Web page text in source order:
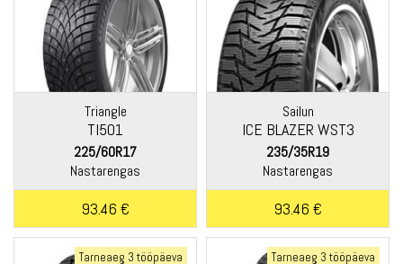
Triangle
TI501
225/60R17
Nastarengas
93.46 €
Sailun
ICE BLAZER WST3
235/35R19
Nastarengas
93.46 €
Tarneaeg 3 tööpäeva Tarneaeg 3 tööpäeva